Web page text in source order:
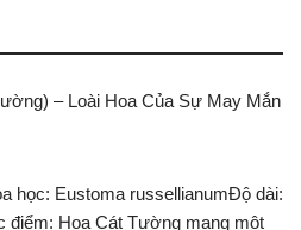
– Loài Hoa Của Sự May Mắn
học: Eustoma russellianumĐộ dài:
điểm: Hoa Cát Tường mang một